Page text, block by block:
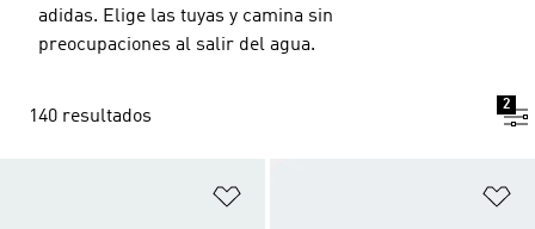
adidas. Elige las tuyas y camina sin
preocupaciones al salir del agua.
140 resultados
2